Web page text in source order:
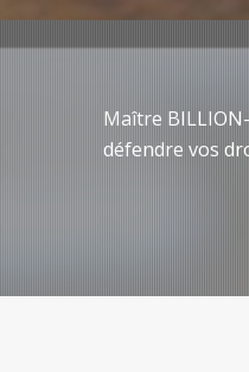
Maître
défendre vos